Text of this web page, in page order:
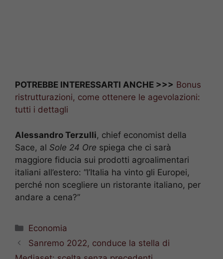
POTREBBE INTERESSARTI ANCHE >>> Bonus
ristrutturazioni, come ottenere le agevolazioni:
tutti i dettagli
Alessandro Terzulli, chief economist della
Sace, al Sole 24 Ore spiega che ci sarà
maggiore fiducia sui prodotti agroalimentari
italiani all’estero: “l’Italia ha vinto gli Europei,
perché non scegliere un ristorante italiano, per
andare a cena?”
Categorie
Economia
Sanremo 2022, conduce la stella di